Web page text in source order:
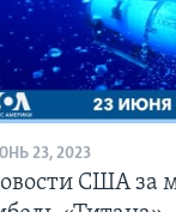
23, 2023
США за